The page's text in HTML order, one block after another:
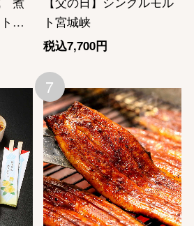
１
ト宮城峡
税込7,700円
7